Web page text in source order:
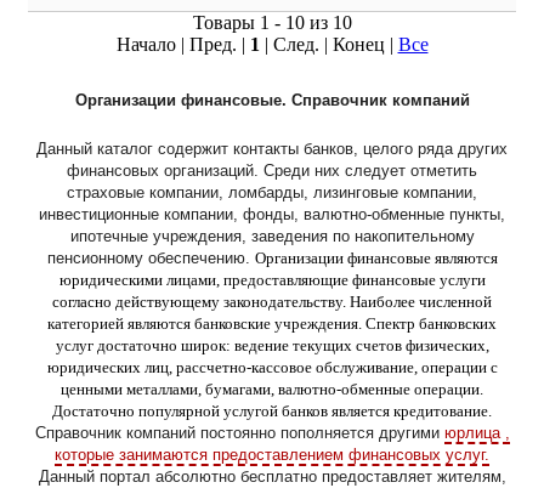
Товары 1 - 10 из 10
Начало | Пред. | 1| След. | Конец Все
Организации финансовые. Справочник компаний
Данный каталог содержит контакты банков, целого ряда других
финансовых организаций. Среди них следует отметить
страховые компании, ломбарды, лизинговые компании,
инвестиционные компании, фонды, валютно-обменные пункты,
ипотечные учреждения, заведения по накопительному
пенсионному обеспечению. Организации финансовые являются
юридическими лицами, предоставляющие финансовые услуги
согласно действующему законодательству. Наиболее численной
категорией являются банковские учреждения. Спектр банковских
услуг достаточно широк: ведение текущих счетов физических,
юридических лиц, рассчетно-кассовое обслуживание, операции с
ценными металлами, бумагами, валютно-обменные операции.
Достаточно популярной услугой банков является кредитование.
Справочник компаний постоянно пополняется другими юрлица ,
которые занимаются предоставлением финансовых услуг.
Данный портал абсолютно бесплатно предоставляет жителям,